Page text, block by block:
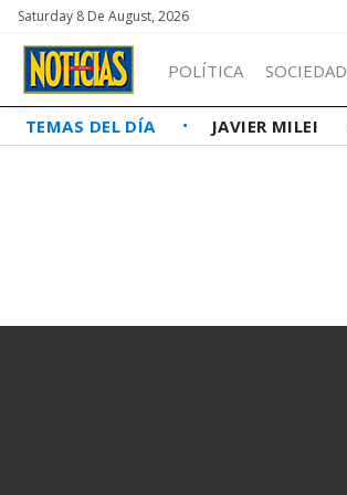
Saturday 8 De August, 2026
POLÍTICA SOCIEDAD
TEMAS DEL DÍA JAVIER MILEI